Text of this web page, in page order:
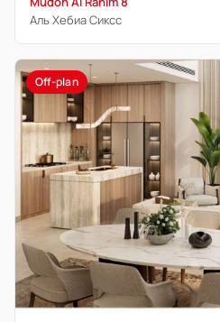
Аль Хебиа Сиксс
Off-plan